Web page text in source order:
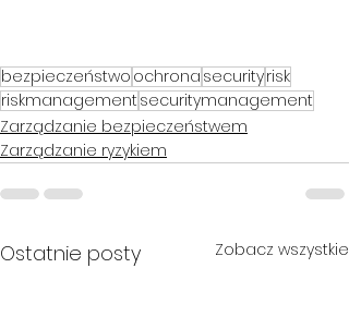
bezpieczeństwo ochrona securityrisk
riskmanagement securitymanagement
Zarządzanie bezpieczeństwem
Zarządzanie ryzykiem
Ostatnie posty Zobacz wszystkie